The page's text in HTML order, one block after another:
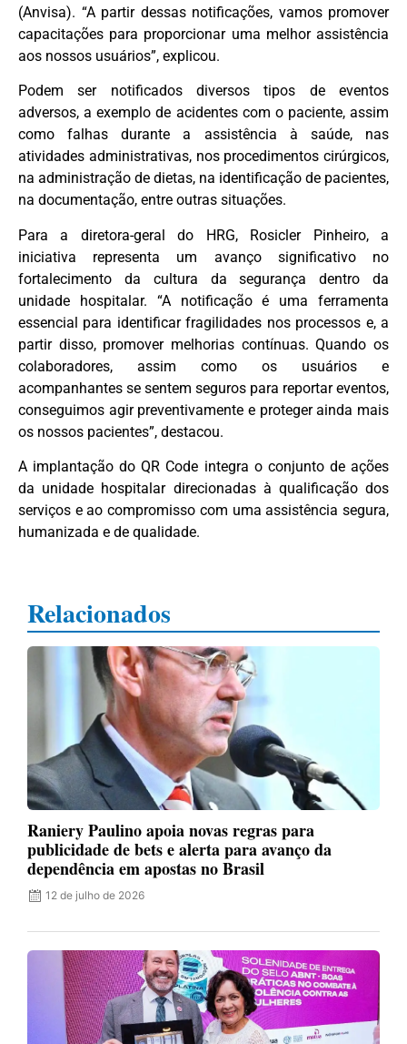
(Anvisa). “A partir dessas notificações, vamos promover
capacitações para proporcionar uma melhor assistência
aos nossos usuários”, explicou.
Podem ser notificados diversos tipos de eventos
adversos, a exemplo de acidentes com o paciente, assim
como falhas durante a assistência à saúde, nas
atividades administrativas, nos procedimentos cirúrgicos,
na administração de dietas, na identificação de pacientes,
na documentação, entre outras situações.
Para a diretora-geral do HRG, Rosicler Pinheiro, a
iniciativa representa um avanço significativo no
fortalecimento da cultura da segurança dentro da
unidade hospitalar. “A notificação é uma ferramenta
essencial para identificar fragilidades nos processos e, a
partir disso, promover melhorias contínuas. Quando os
colaboradores, assim como os usuários e
acompanhantes se sentem seguros para reportar eventos,
conseguimos agir preventivamente e proteger ainda mais
os nossos pacientes”, destacou.
A implantação do QR Code integra o conjunto de ações
da unidade hospitalar direcionadas à qualificação dos
serviços e ao compromisso com uma assistência segura,
humanizada e de qualidade.
Relacionados
Raniery Paulino apoia novas regras para
publicidade de bets e alerta para avanço da
dependência em apostas no Brasil
12 de julho de 2026